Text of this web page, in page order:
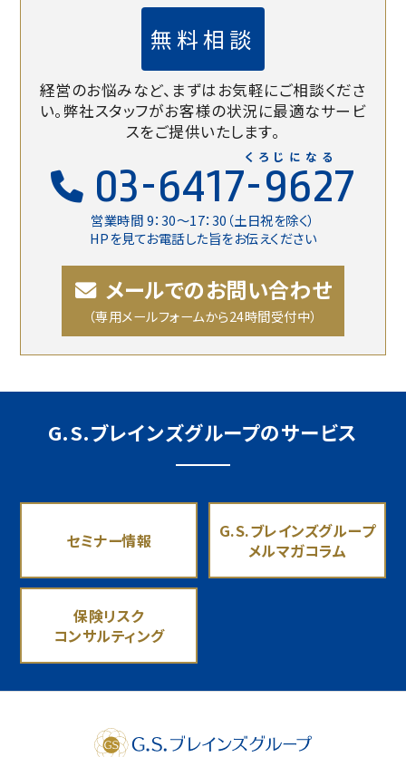
無料相談
経営のお悩みなど、まずはお気軽にご相談くださ
い。弊社スタッフがお客様の状況に最適なサービ
スをご提供いたします。
03-6417-9627
営業時間 9：30〜17：30（土日祝を除く）
HPを見てお電話した旨をお伝えください
くろじになる
メールでのお問い合わせ
（専用メールフォームから24時間受付中）
G.S.ブレインズグループのサービス
セミナー情報
G.S.ブレインズグループ
メルマガコラム
保険リスク
コンサルティング